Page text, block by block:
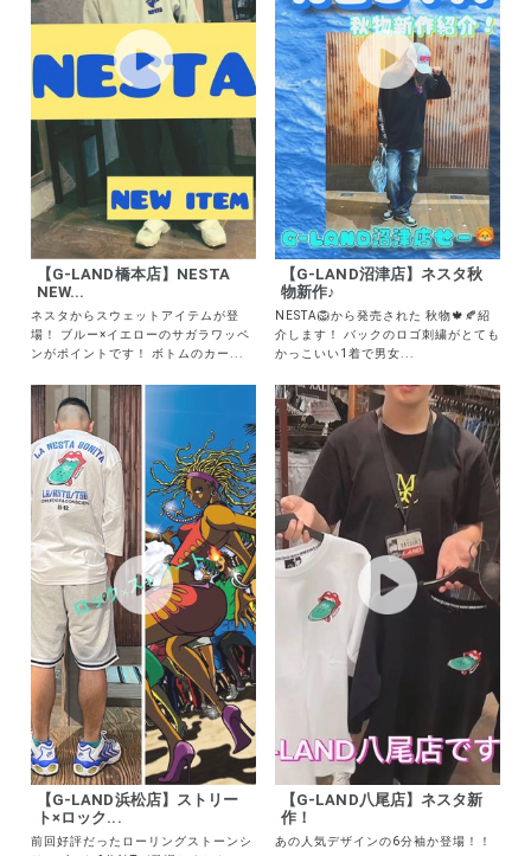
【G-LAND橋本店】NESTA
NEW...
ネスタからスウェットアイテムが登
場！ ブルー×イエローのサガラワッペ
【G-LAND沼津店】ネスタ秋
物新作♪
NESTA🦁から発売された 秋物🍁🍂紹
介します！ バックのロゴ刺繍がとても
【G-LAND浜松店】ストリー
ト×ロック...
【G-LAND八尾店】ネスタ新
作！